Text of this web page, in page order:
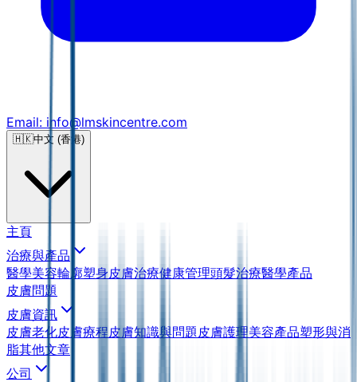
Email: info@lmskincentre.com
🇭🇰中文 (香港)
主頁
治療與產品
醫學美容輪廓塑身皮膚治療健康管理頭髮治療醫學產品
皮膚問題
皮膚資訊
皮膚老化皮膚療程皮膚知識與問題皮膚護理美容產品塑形與消
脂其他文章
公司